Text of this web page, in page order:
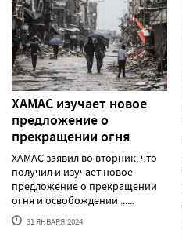
ХАМАС изучает новое
предложение о
прекращении огня
ХАМАС заявил во вторник, что
получил и изучает новое
предложение о прекращении
огня и освобождении ......
31 ЯНВАРЯ'2024